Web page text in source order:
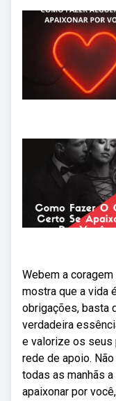
Webem a
mostra que a vida
obrigações, basta
verdadeira
e valorize os seus
rede de apoio.
todas as manhãs
apaixonar por